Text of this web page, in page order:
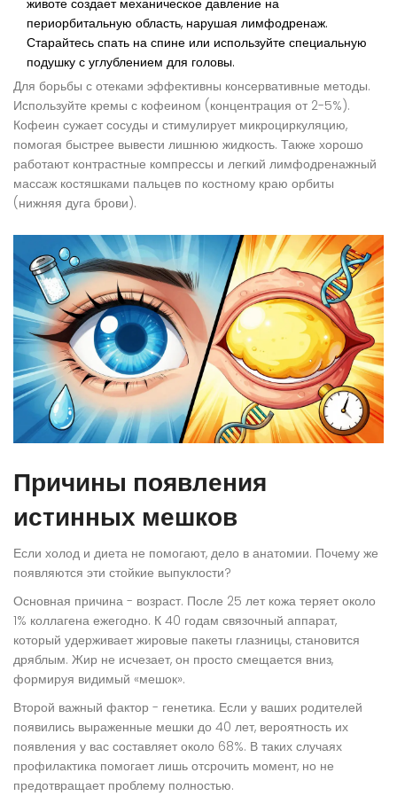
животе создает механическое давление на
периорбитальную область, нарушая лимфодренаж.
Старайтесь спать на спине или используйте специальную
подушку с углублением для головы.
Для борьбы с отеками эффективны консервативные методы.
Используйте кремы с кофеином (концентрация от 2-5%).
Кофеин сужает сосуды и стимулирует микроциркуляцию,
помогая быстрее вывести лишнюю жидкость. Также хорошо
работают контрастные компрессы и легкий лимфодренажный
массаж костяшками пальцев по костному краю орбиты
(нижняя дуга брови).
Причины появления
истинных мешков
Если холод и диета не помогают, дело в анатомии. Почему же
появляются эти стойкие выпуклости?
Основная причина - возраст. После 25 лет кожа теряет около
1% коллагена ежегодно. К 40 годам связочный аппарат,
который удерживает жировые пакеты глазницы, становится
дряблым. Жир не исчезает, он просто смещается вниз,
формируя видимый «мешок».
Второй важный фактор - генетика. Если у ваших родителей
появились выраженные мешки до 40 лет, вероятность их
появления у вас составляет около 68%. В таких случаях
профилактика помогает лишь отсрочить момент, но не
предотвращает проблему полностью.